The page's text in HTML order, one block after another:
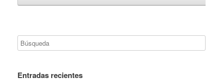
Entradas recientes